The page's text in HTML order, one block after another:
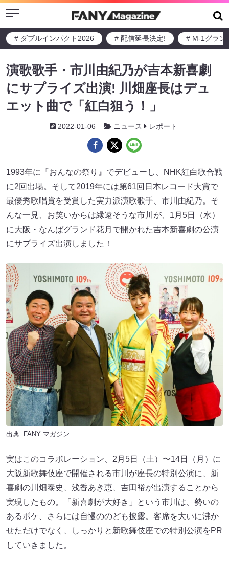
Menu
# ダブルインパクト2026 # 配信延長決定! # M-1グラン
演歌歌手・市川由紀乃が吉本新喜劇
にサプライズ出演! 川畑座長はデュ
エット曲で「紅白狙う！」
2022-01-06 ニュース レポート
1993年に『おんなの祭り』でデビューし、NHK紅白歌合戦
に2回出場。そして2019年には第61回日本レコード大賞で
最優秀歌唱賞を受賞した実力派演歌歌手、市川由紀乃。そ
んな一見、お笑いからは縁遠そうな市川が、1月5日（水）
に大阪・なんばグランド花月で開かれた吉本新喜劇の公演
にサプライズ出演しました！
出典: FANY マガジン
実はこのコラボレーション、2月5日（土）〜14日（月）に
大阪新歌舞伎座で開催される市川が座長の特別公演に、新
喜劇の川畑泰史、浅香あき恵、吉田裕が出演することから
実現したもの。「新喜劇が大好き」という市川は、勢いの
あるボケ、さらには自慢ののども披露。客席を大いに沸か
せただけでなく、しっかりと新歌舞伎座での特別公演をPR
していきました。